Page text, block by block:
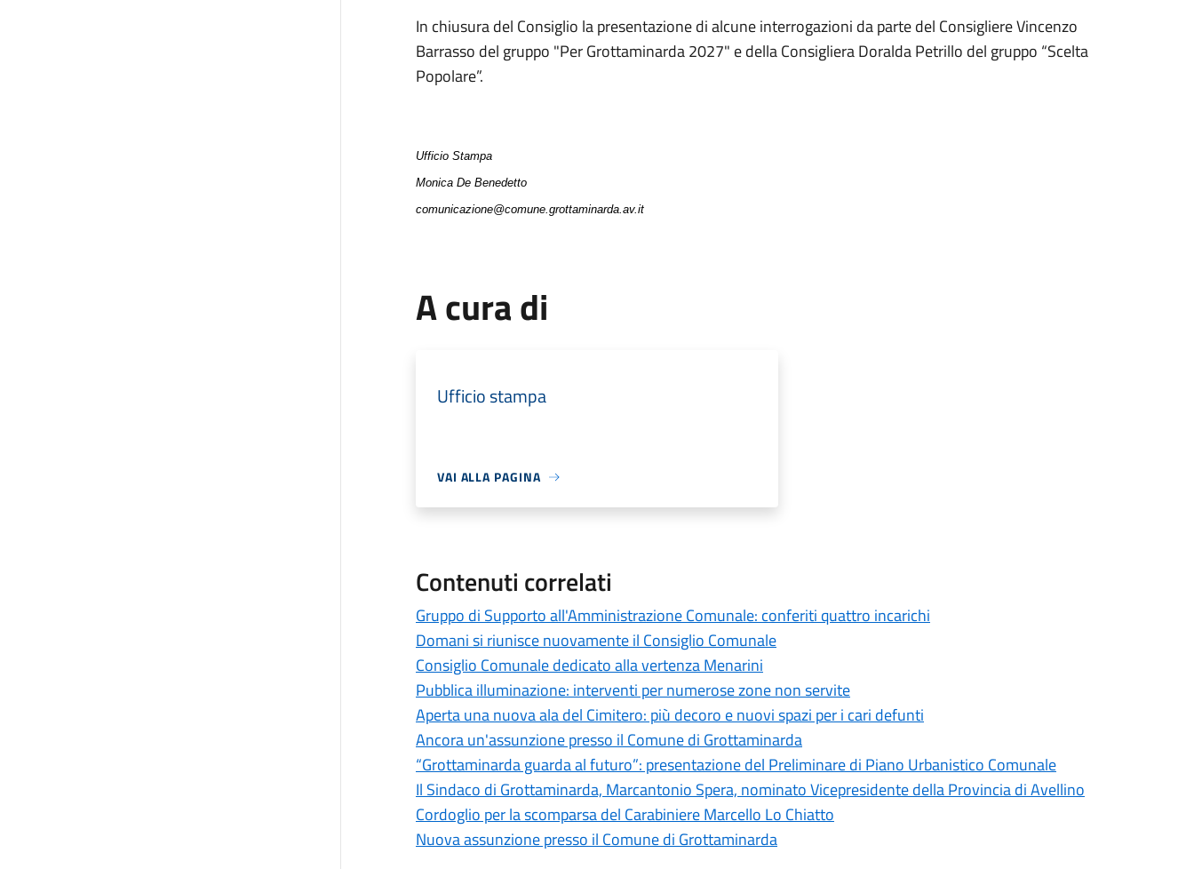
In chiusura del Consiglio la presentazione di alcune interrogazioni da parte del Consigliere Vincenzo
Barrasso del gruppo "Per Grottaminarda 2027" e della Consigliera Doralda Petrillo del gruppo “Scelta
Popolare”.
Ufficio Stampa
Monica De Benedetto
comunicazione@comune.grottaminarda.av.it
A cura di
Ufficio stampa
VAI ALLA PAGINA
Contenuti correlati
Gruppo di Supporto all'Amministrazione Comunale: conferiti quattro incarichi
Domani si riunisce nuovamente il Consiglio Comunale
Consiglio Comunale dedicato alla vertenza Menarini
Pubblica illuminazione: interventi per numerose zone non servite
Aperta una nuova ala del Cimitero: più decoro e nuovi spazi per i cari defunti
Ancora un'assunzione presso il Comune di Grottaminarda
“Grottaminarda guarda al futuro”: presentazione del Preliminare di Piano Urbanistico Comunale
Il Sindaco di Grottaminarda, Marcantonio Spera, nominato Vicepresidente della Provincia di Avellino
Cordoglio per la scomparsa del Carabiniere Marcello Lo Chiatto
Nuova assunzione presso il Comune di Grottaminarda